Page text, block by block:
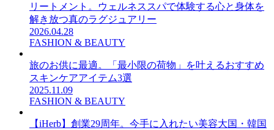
リートメント。ウェルネススパで体験する心と身体を
解き放つ真のラグジュアリー
2026.04.28
FASHION & BEAUTY
旅のお供に最適。「最小限の荷物」を叶えるおすすめ
スキンケアアイテム3選
2025.11.09
FASHION & BEAUTY
【iHerb】創業29周年。今手に入れたい美容大国・韓国